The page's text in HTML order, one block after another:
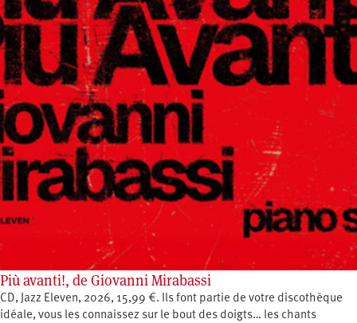
Più avanti!, de Giovanni Mirabassi
CD, Jazz Eleven, 2026, 15,99 €. Ils font partie de votre discothèque
idéale, vous les connaissez sur le bout des doigts… les chants